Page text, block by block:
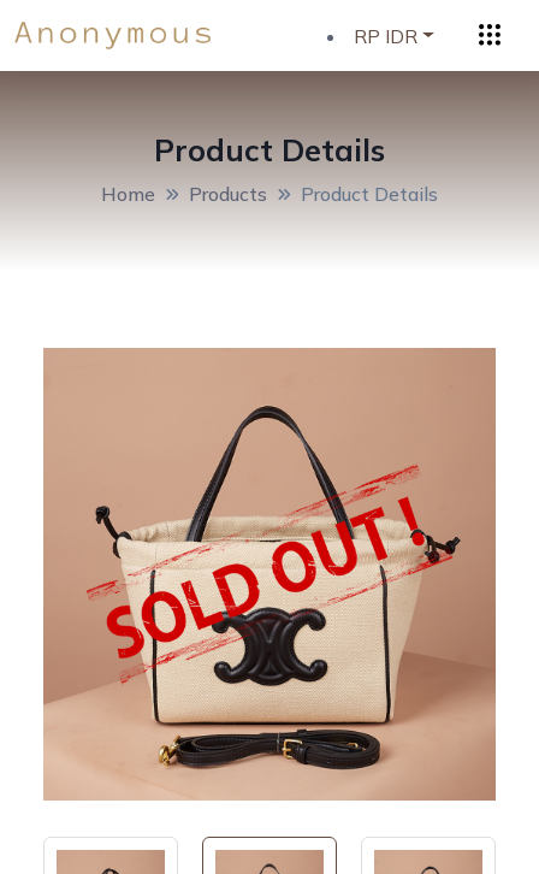
RP IDR
Product Details
Home Products Product Details